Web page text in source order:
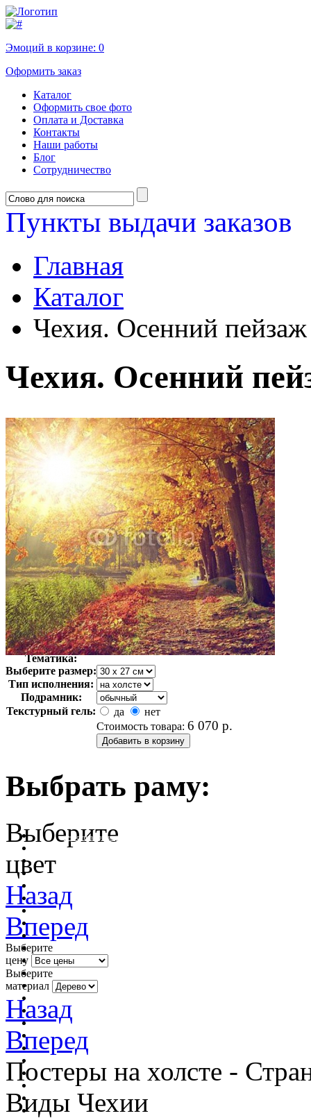
Эмоций в корзине: 0
Оформить заказ
Каталог
Оформить свое фото
Оплата и Доставка
Контакты
Наши работы
Блог
Сотрудничество
Пункты выдачи заказов
Главная
Каталог
Чехия. Осенний
Чехия. Осенний
Автор:
Неизвестно
Арт-стиль
Фотография
Тематика:
Выберите размер:
Тип исполнения:
Подрамник:
Текстурный гель:
да
нет
Стоимость товара: 6 070 р.
Выбрать раму:
очистить фильтр цвета
Выберите
цвет
Назад
Вперед
Выберите
цену
Выберите
материал
Назад
Вперед
Постеры на холсте -
Виды Чехии